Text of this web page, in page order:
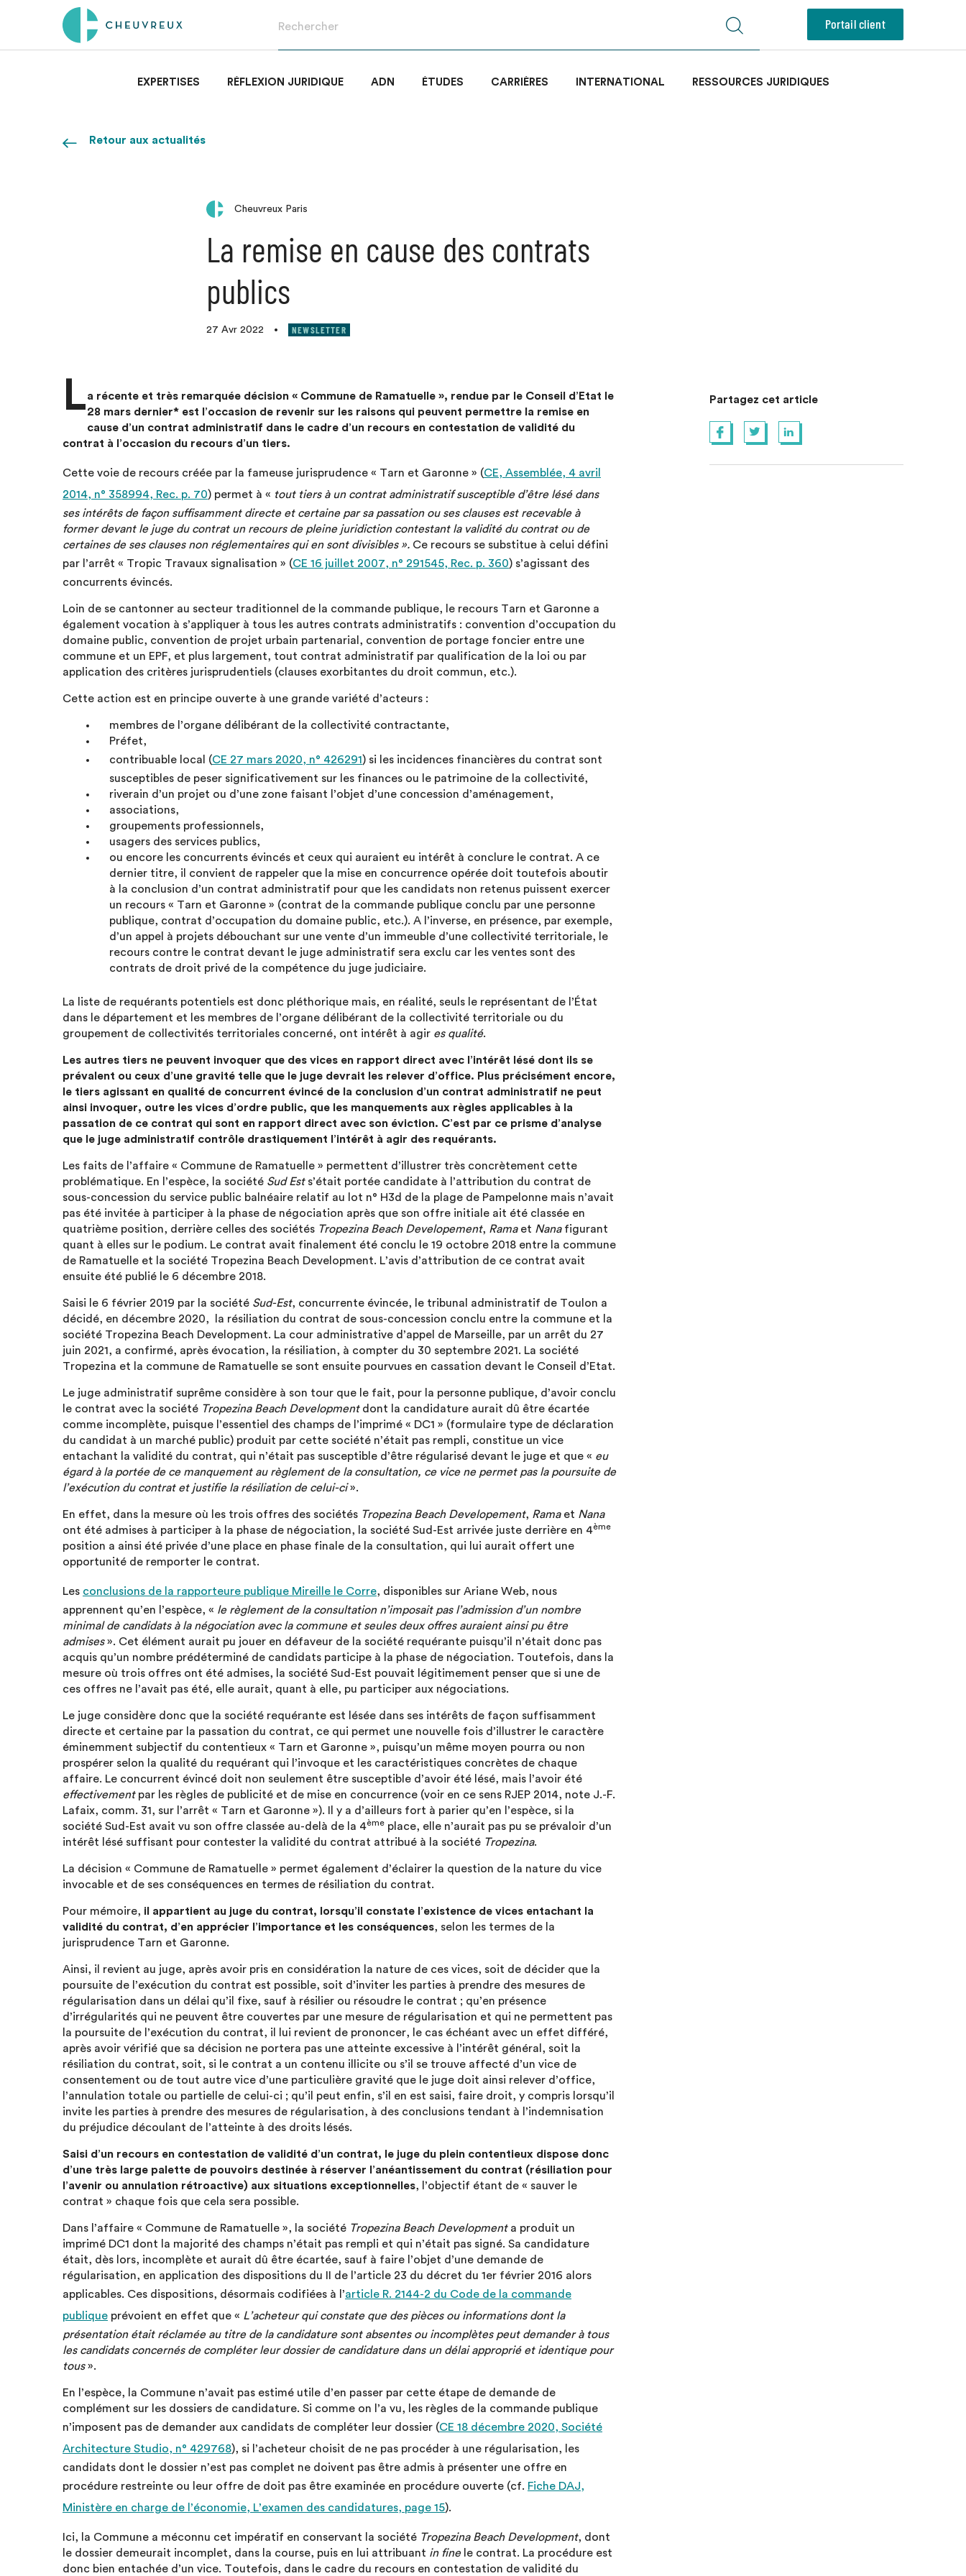
Portail client
EXPERTISES RÉFLEXION JURIDIQUE ADN ÉTUDES CARRIÈRES INTERNATIONAL RESSOURCES JURIDIQUES
Retour aux actualités
Cheuvreux Paris
La remise en cause des contrats
publics
27 Avr 2022 • NEWSLETTER
La récente et très remarquée décision « Commune de Ramatuelle », rendue par le Conseil d’Etat le
28 mars dernier* est l’occasion de revenir sur les raisons qui peuvent permettre la remise en
cause d’un contrat administratif dans le cadre d’un recours en contestation de validité du
contrat à l’occasion du recours d’un tiers.
Cette voie de recours créée par la fameuse jurisprudence « Tarn et Garonne » (CE, Assemblée, 4 avril
2014, n° 358994, Rec. p. 70) permet à « tout tiers à un contrat administratif susceptible d’être lésé dans
ses intérêts de façon suffisamment directe et certaine par sa passation ou ses clauses est recevable à
former devant le juge du contrat un recours de pleine juridiction contestant la validité du contrat ou de
certaines de ses clauses non réglementaires qui en sont divisibles ». Ce recours se substitue à celui défini
par l’arrêt « Tropic Travaux signalisation » (CE 16 juillet 2007, n° 291545, Rec. p. 360) s’agissant des
concurrents évincés.
Loin de se cantonner au secteur traditionnel de la commande publique, le recours Tarn et Garonne a
également vocation à s’appliquer à tous les autres contrats administratifs : convention d’occupation du
domaine public, convention de projet urbain partenarial, convention de portage foncier entre une
commune et un EPF, et plus largement, tout contrat administratif par qualification de la loi ou par
application des critères jurisprudentiels (clauses exorbitantes du droit commun, etc.).
Cette action est en principe ouverte à une grande variété d’acteurs :
membres de l’organe délibérant de la collectivité contractante,
Préfet,
contribuable local (CE 27 mars 2020, n° 426291) si les incidences financières du contrat sont
susceptibles de peser significativement sur les finances ou le patrimoine de la collectivité,
riverain d’un projet ou d’une zone faisant l’objet d’une concession d’aménagement,
associations,
groupements professionnels,
usagers des services publics,
ou encore les concurrents évincés et ceux qui auraient eu intérêt à conclure le contrat. A ce
dernier titre, il convient de rappeler que la mise en concurrence opérée doit toutefois aboutir
à la conclusion d’un contrat administratif pour que les candidats non retenus puissent exercer
un recours « Tarn et Garonne » (contrat de la commande publique conclu par une personne
publique, contrat d’occupation du domaine public, etc.). A l’inverse, en présence, par exemple,
d’un appel à projets débouchant sur une vente d’un immeuble d’une collectivité territoriale, le
recours contre le contrat devant le juge administratif sera exclu car les ventes sont des
contrats de droit privé de la compétence du juge judiciaire.
La liste de requérants potentiels est donc pléthorique mais, en réalité, seuls le représentant de l’État
dans le département et les membres de l’organe délibérant de la collectivité territoriale ou du
groupement de collectivités territoriales concerné, ont intérêt à agir es qualité.
Les autres tiers ne peuvent invoquer que des vices en rapport direct avec l’intérêt lésé dont ils se
prévalent ou ceux d’une gravité telle que le juge devrait les relever d’office. Plus précisément encore,
le tiers agissant en qualité de concurrent évincé de la conclusion d’un contrat administratif ne peut
ainsi invoquer, outre les vices d’ordre public, que les manquements aux règles applicables à la
passation de ce contrat qui sont en rapport direct avec son éviction. C’est par ce prisme d’analyse
que le juge administratif contrôle drastiquement l’intérêt à agir des requérants.
Les faits de l’affaire « Commune de Ramatuelle » permettent d’illustrer très concrètement cette
problématique. En l’espèce, la société Sud Ests’était portée candidate à l’attribution du contrat de
sous-concession du service public balnéaire relatif au lot n° H3d de la plage de Pampelonne mais n’avait
pas été invitée à participer à la phase de négociation après que son offre initiale ait été classée en
quatrième position, derrière celles des sociétés Tropezina Beach Developement, Ramaet Nanafigurant
quant à elles sur le podium. Le contrat avait finalement été conclu le 19 octobre 2018 entre la commune
de Ramatuelle et la société Tropezina Beach Development. L’avis d’attribution de ce contrat avait
ensuite été publié le 6 décembre 2018.
Saisi le 6 février 2019 par la société Sud-Est, concurrente évincée, le tribunal administratif de Toulon a
décidé, en décembre 2020, la résiliation du contrat de sous-concession conclu entre la commune et la
société Tropezina Beach Development. La cour administrative d’appel de Marseille, par un arrêt du 27
juin 2021, a confirmé, après évocation, la résiliation, à compter du 30 septembre 2021. La société
Tropezina et la commune de Ramatuelle se sont ensuite pourvues en cassation devant le Conseil d’Etat.
Le juge administratif suprême considère à son tour que le fait, pour la personne publique, d’avoir conclu
le contrat avec la société Tropezina Beach Developmentdont la candidature aurait dû être écartée
comme incomplète, puisque l’essentiel des champs de l’imprimé « DC1 » (formulaire type de déclaration
du candidat à un marché public) produit par cette société n’était pas rempli, constitue un vice
entachant la validité du contrat, qui n’était pas susceptible d’être régularisé devant le juge et que « eu
égard à la portée de ce manquement au règlement de la consultation, ce vice ne permet pas la poursuite de
l’exécution du contrat et justifie la résiliation de celui-ci».
En effet, dans la mesure où les trois offres des sociétés Tropezina Beach Developement, Ramaet Nana
ont été admises à participer à la phase de négociation, la société Sud-Est arrivée juste derrière en 4ème
position a ainsi été privée d’une place en phase finale de la consultation, qui lui aurait offert une
opportunité de remporter le contrat.
Les conclusions de la rapporteure publique Mireille le Corre, disponibles sur Ariane Web, nous
apprennent qu’en l’espèce, « le règlement de la consultation n’imposait pas l’admission d’un nombre
minimal de candidats à la négociation avec la commune et seules deux offres auraient ainsi pu être
admises». Cet élément aurait pu jouer en défaveur de la société requérante puisqu’il n’était donc pas
acquis qu’un nombre prédéterminé de candidats participe à la phase de négociation. Toutefois, dans la
mesure où trois offres ont été admises, la société Sud-Est pouvait légitimement penser que si une de
ces offres ne l’avait pas été, elle aurait, quant à elle, pu participer aux négociations.
Le juge considère donc que la société requérante est lésée dans ses intérêts de façon suffisamment
directe et certaine par la passation du contrat, ce qui permet une nouvelle fois d’illustrer le caractère
éminemment subjectif du contentieux « Tarn et Garonne », puisqu’un même moyen pourra ou non
prospérer selon la qualité du requérant qui l’invoque et les caractéristiques concrètes de chaque
affaire. Le concurrent évincé doit non seulement être susceptible d’avoir été lésé, mais l’avoir été
effectivementpar les règles de publicité et de mise en concurrence (voir en ce sens RJEP 2014, note J.-F.
Lafaix, comm. 31, sur l’arrêt « Tarn et Garonne »). Il y a d’ailleurs fort à parier qu’en l’espèce, si la
société Sud-Est avait vu son offre classée au-delà de la 4ème place, elle n’aurait pas pu se prévaloir d’un
intérêt lésé suffisant pour contester la validité du contrat attribué à la société Tropezina.
La décision « Commune de Ramatuelle » permet également d’éclairer la question de la nature du vice
invocable et de ses conséquences en termes de résiliation du contrat.
Pour mémoire, il appartient au juge du contrat, lorsqu’il constate l’existence de vices entachant la
validité du contrat, d’en apprécier l’importance et les conséquences, selon les termes de la
jurisprudence Tarn et Garonne.
Ainsi, il revient au juge, après avoir pris en considération la nature de ces vices, soit de décider que la
poursuite de l’exécution du contrat est possible, soit d’inviter les parties à prendre des mesures de
régularisation dans un délai qu’il fixe, sauf à résilier ou résoudre le contrat ; qu’en présence
d’irrégularités qui ne peuvent être couvertes par une mesure de régularisation et qui ne permettent pas
la poursuite de l’exécution du contrat, il lui revient de prononcer, le cas échéant avec un effet différé,
après avoir vérifié que sa décision ne portera pas une atteinte excessive à l’intérêt général, soit la
résiliation du contrat, soit, si le contrat a un contenu illicite ou s’il se trouve affecté d’un vice de
consentement ou de tout autre vice d’une particulière gravité que le juge doit ainsi relever d’office,
l’annulation totale ou partielle de celui-ci ; qu’il peut enfin, s’il en est saisi, faire droit, y compris lorsqu’il
invite les parties à prendre des mesures de régularisation, à des conclusions tendant à l’indemnisation
du préjudice découlant de l’atteinte à des droits lésés.
Saisi d’un recours en contestation de validité d’un contrat, le juge du plein contentieux dispose donc
d’une très large palette de pouvoirs destinée à réserver l’anéantissement du contrat (résiliation pour
l’avenir ou annulation rétroactive) aux situations exceptionnelles, l’objectif étant de « sauver le
contrat » chaque fois que cela sera possible.
Dans l’affaire « Commune de Ramatuelle », la société Tropezina Beach Developmenta produit un
imprimé DC1 dont la majorité des champs n’était pas rempli et qui n’était pas signé. Sa candidature
était, dès lors, incomplète et aurait dû être écartée, sauf à faire l’objet d’une demande de
régularisation, en application des dispositions du II de l’article 23 du décret du 1er février 2016 alors
applicables. Ces dispositions, désormais codifiées à l’article R. 2144-2 du Code de la commande
publique prévoient en effet que « L’acheteur qui constate que des pièces ou informations dont la
présentation était réclamée au titre de la candidature sont absentes ou incomplètes peut demander à tous
les candidats concernés de compléter leur dossier de candidature dans un délai approprié et identique pour
tous».
En l’espèce, la Commune n’avait pas estimé utile d’en passer par cette étape de demande de
complément sur les dossiers de candidature. Si comme on l’a vu, les règles de la commande publique
n’imposent pas de demander aux candidats de compléter leur dossier (CE 18 décembre 2020, Société
Architecture Studio, n° 429768), si l’acheteur choisit de ne pas procéder à une régularisation, les
candidats dont le dossier n’est pas complet ne doivent pas être admis à présenter une offre en
procédure restreinte ou leur offre de doit pas être examinée en procédure ouverte (cf. Fiche DAJ,
Ministère en charge de l’économie, L’examen des candidatures, page 15).
Ici, la Commune a méconnu cet impératif en conservant la société Tropezina Beach Development, dont
le dossier demeurait incomplet, dans la course, puis en lui attribuant in finele contrat. La procédure est
donc bien entachée d’un vice. Toutefois, dans le cadre du recours en contestation de validité du
Partagez cet article